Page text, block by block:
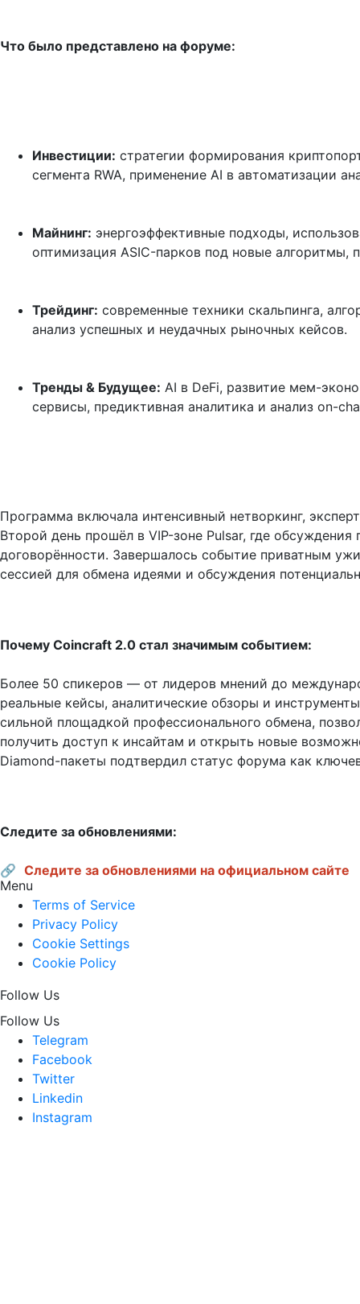
Что было представлено на форуме:
Инвестиции: стратегии формирования
сегмента RWA, применение AI в автоматизации
Майнинг: энергоэффективные подходы,
оптимизация ASIC-парков под новые алгоритмы,
Трейдинг: современные техники скальпинга,
анализ успешных и неудачных рыночных кейсов.
Тренды & Будущее: AI в DeFi, развитие мем-
сервисы, предиктивная аналитика и анализ on-
Программа включала интенсивный нетворкинг,
Второй день прошёл в VIP-зоне Pulsar, где
договорённости. Завершалось событие приватным
Почему Coincraft 2.0 стал значимым событием:
Более 50 спикеров — от лидеров мнений до
реальные кейсы, аналитические обзоры и
сильной площадкой профессионального обмена,
получить доступ к инсайтам и открыть новые
Diamond-пакеты подтвердил статус форума как
Следите за обновлениями:
🔗 Следите за обновлениями на официальном сайте
Menu
Terms of Service
Privacy Policy
Cookie Settings
Cookie Policy
Follow Us
Follow Us
Telegram
Facebook
Twitter
Linkedin
Instagram